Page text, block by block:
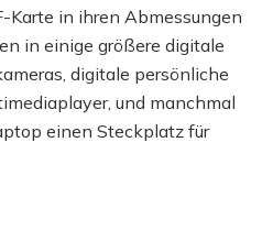
Karte in ihren Abmessungen
in einige größere digitale
digitale persönliche
und manchmal
einen Steckplatz für